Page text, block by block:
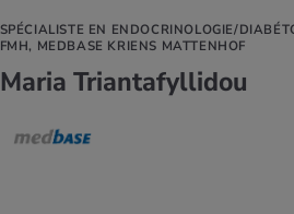
SPÉCIALISTE EN ENDOCRINOLOGIE/
FMH, MEDBASE KRIENS MATTENHOF
Maria Triantafyllidou